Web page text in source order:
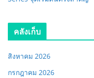
คลังเก็บ
สิงหาคม 2026
กรกฎาคม 2026